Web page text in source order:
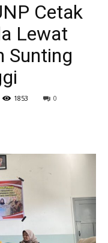
Cetak
Lewat
Sunting
1853 0